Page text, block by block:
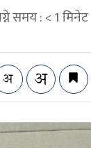
समय :< 1मिनेट